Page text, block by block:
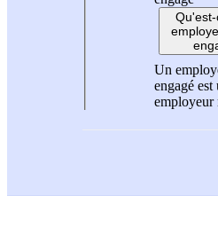
Un
engagé est
employeur